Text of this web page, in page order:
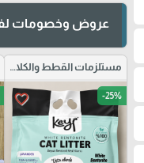
عروض وخصومات
مستلزمات القطط والكلاب
favorite_border -25%